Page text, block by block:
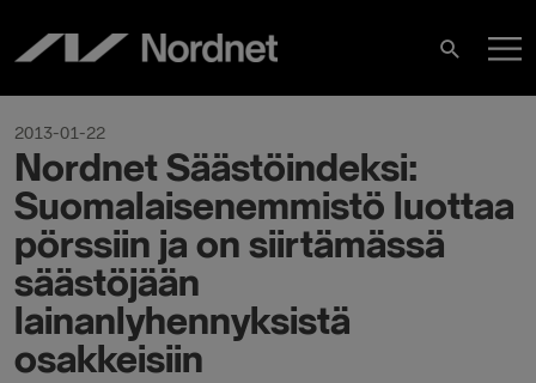
content
Search
2013-01-22
Nordnet Säästöindeksi:
Suomalaisenemmistö luottaa
pörssiin ja on siirtämässä
säästöjään
lainanlyhennyksistä
osakkeisiin